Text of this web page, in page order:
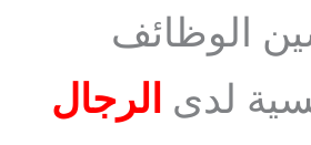
الوظائف
لدى الرجال